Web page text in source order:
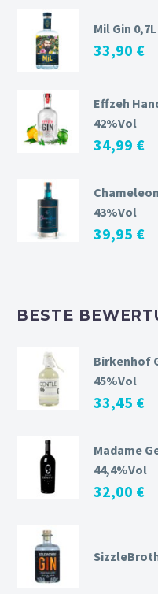
Mil Gin
33,90 €
Effzeh
42%Vol
34,99 €
43%Vol
39,95 €
BESTE
Birkenhof
45%Vol
33,45 €
Madame
44,4%Vol
32,00 €